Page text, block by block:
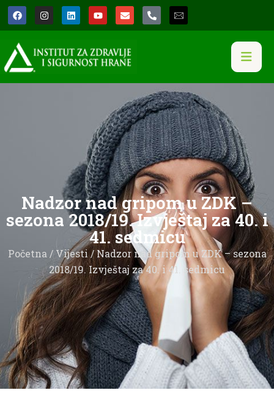
Nadzor nad gripom u ZDK –
sezona 2018/19. Izvještaj za 40. i
41. sedmicu
Početna / Vijesti/ Nadzor nad gripom u ZDK – sezona
2018/19. Izvještaj za 40. i 41. sedmicu